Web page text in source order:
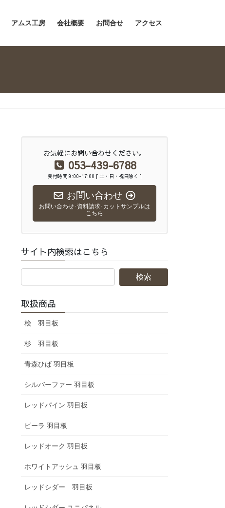
アムス工房 会社概要 お問合せ アクセス
お気軽にお問い合わせください。
053-439-6788
受付時間 9:00-17:00 [ 土・日・祝日除く ]
お問い合わせ
お問い合わせ･資料請求･カットサンプルは
こちら
サイト内検索はこちら
取扱商品
桧 羽目板
杉 羽目板
青森ひば 羽目板
シルバーファー 羽目板
レッドパイン 羽目板
ピーラ 羽目板
レッドオーク 羽目板
ホワイトアッシュ 羽目板
レッドシダー 羽目板